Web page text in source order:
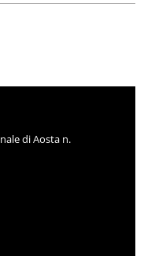
di Aosta n.